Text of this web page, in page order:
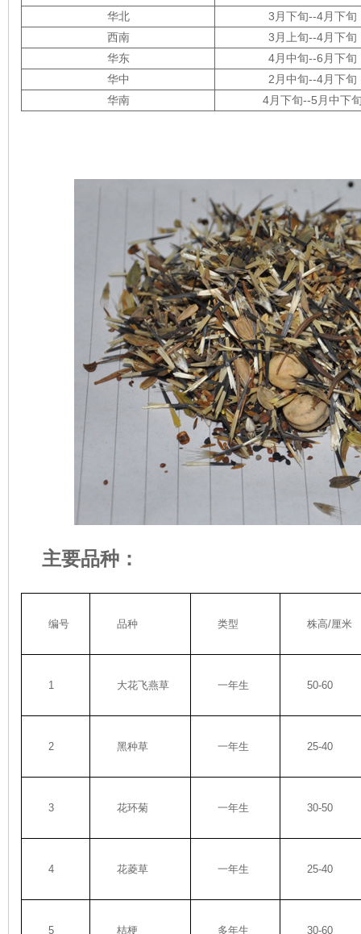
华北
3月下旬--4月下旬
西南
3月上旬--4月下旬
华东
4月中旬--6月下旬
华中
2月中旬--4月下旬
华南
4月下旬--5月中下
主要品种：
编号 品种 类型 株高/厘米
1 大花飞燕草 一年生 50-60
2 黑种草 一年生 25-40
3 花环菊 一年生 30-50
4 花菱草 一年生 25-40
5 桔梗 多年生 30-60